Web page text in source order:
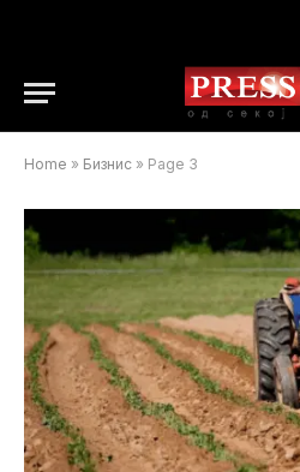
Home » Бизнис » Page 3